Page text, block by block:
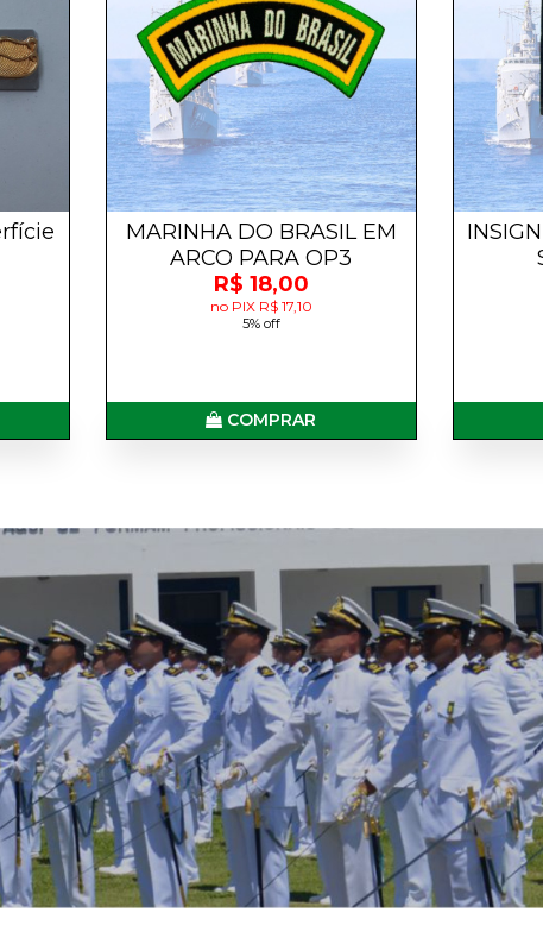
MARINHA DO BRASIL EM
ARCO PARA OP3
R$ 18,00
no PIX R$ 17,10
5% off
COMPRAR